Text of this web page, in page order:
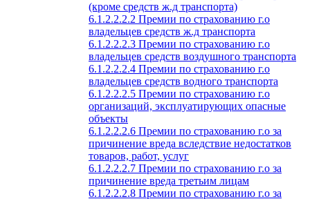
(кроме средств ж.д транспорта)
6.1.2.2.2.2 Премии по страхованию г.о
владельцев средств ж.д транспорта
6.1.2.2.2.3 Премии по страхованию г.о
владельцев средств воздушного транспорта
6.1.2.2.2.4 Премии по страхованию г.о
владельцев средств водного транспорта
6.1.2.2.2.5 Премии по страхованию г.о
организаций, эксплуатирующих опасные
объекты
6.1.2.2.2.6 Премии по страхованию г.о за
причинение вреда вследствие недостатков
товаров, работ, услуг
6.1.2.2.2.7 Премии по страхованию г.о за
причинение вреда третьим лицам
6.1.2.2.2.8 Премии по страхованию г.о за